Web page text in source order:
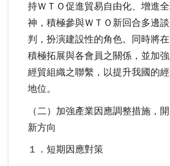
持ＷＴＯ促進貿易自由化、增進
神，積極參與ＷＴＯ新回合多邊
判，扮演建設性的角色。同時將在
積極拓展與各會員之關係，並加
經貿組織之聯繫，以提升我國的
地位。
（二）加強產業因應調整措施，
新方向
１．短期因應對策